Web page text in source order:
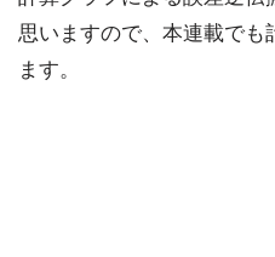
思いますので、本連載でも
ます。